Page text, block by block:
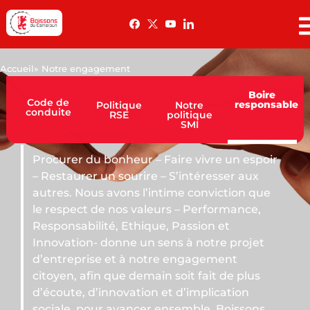
Accueil» Notre engagement
Code de
conduite
Politique
RSE
Notre
politique
SMI
Boire
responsable
– Faire vivre un espoir
– S’intéresser aux
l’intime conviction que
valeurs – Performance,
Ethique, Passion et
un sens à notre projet
à notre engagement
demain soit fait de plus
et d’implication